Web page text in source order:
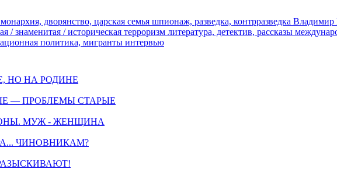
монархия, дворянство, царская семья шпионаж, разведка, контрразведка Владимир
/ знаменитая / историческая терроризм литература, детектив, рассказы
политика, мигранты интервью
НО НА РОДИНЕ
— ПРОБЛЕМЫ СТАРЫЕ
МУЖ - ЖЕНЩИНА
ЧИНОВНИКАМ?